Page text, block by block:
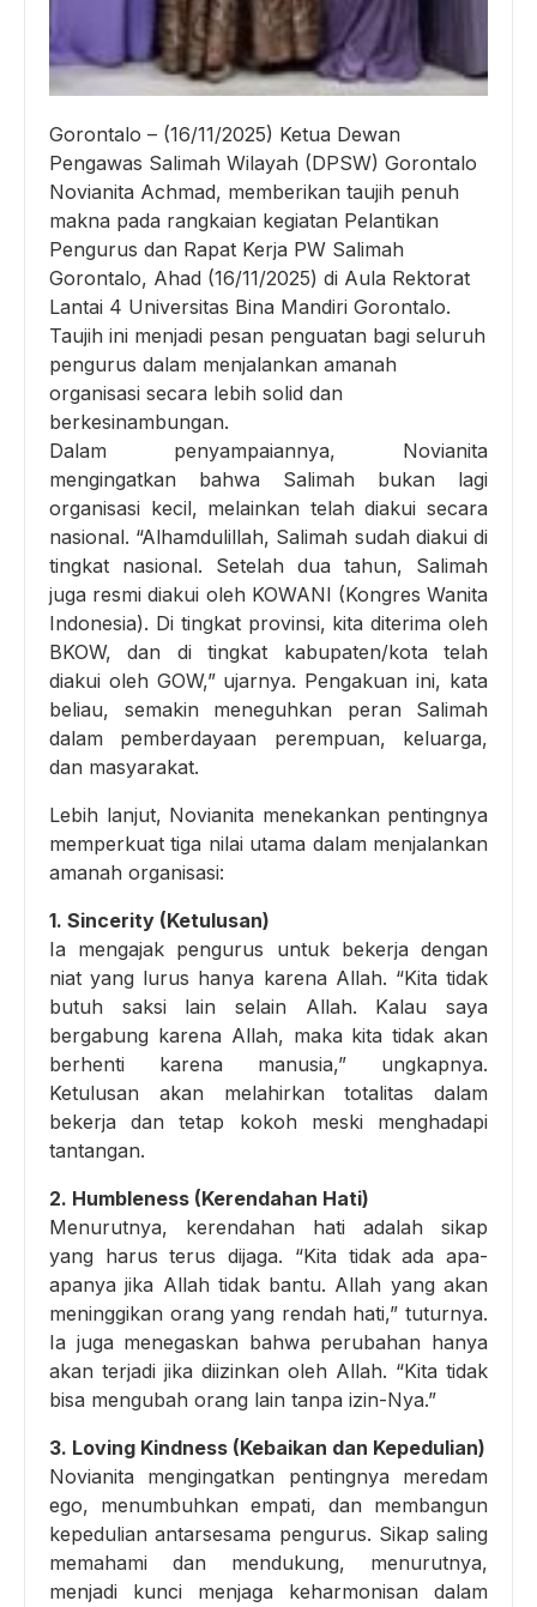
Gorontalo – (16/11/2025) Ketua Dewan
Pengawas Salimah Wilayah (DPSW) Gorontalo
Novianita Achmad, memberikan taujih penuh
makna pada rangkaian kegiatan Pelantikan
Pengurus dan Rapat Kerja PW Salimah
Gorontalo, Ahad (16/11/2025) di Aula Rektorat
Lantai 4 Universitas Bina Mandiri Gorontalo.
Taujih ini menjadi pesan penguatan bagi seluruh
pengurus dalam menjalankan amanah
organisasi secara lebih solid dan
berkesinambungan.
Dalam penyampaiannya, Novianita
mengingatkan bahwa Salimah bukan lagi
organisasi kecil, melainkan telah diakui secara
nasional. “Alhamdulillah, Salimah sudah diakui di
tingkat nasional. Setelah dua tahun, Salimah
juga resmi diakui oleh KOWANI (Kongres Wanita
Indonesia). Di tingkat provinsi, kita diterima oleh
BKOW, dan di tingkat kabupaten/kota telah
diakui oleh GOW,” ujarnya. Pengakuan ini, kata
beliau, semakin meneguhkan peran Salimah
dalam pemberdayaan perempuan, keluarga,
dan masyarakat.
Lebih lanjut, Novianita menekankan pentingnya
memperkuat tiga nilai utama dalam menjalankan
amanah organisasi:
1. Sincerity (Ketulusan)
Ia mengajak pengurus untuk bekerja dengan
niat yang lurus hanya karena Allah. “Kita tidak
butuh saksi lain selain Allah. Kalau saya
bergabung karena Allah, maka kita tidak akan
berhenti karena manusia,” ungkapnya.
Ketulusan akan melahirkan totalitas dalam
bekerja dan tetap kokoh meski menghadapi
tantangan.
2. Humbleness (Kerendahan Hati)
Menurutnya, kerendahan hati adalah sikap
yang harus terus dijaga. “Kita tidak ada apa-
apanya jika Allah tidak bantu. Allah yang akan
meninggikan orang yang rendah hati,” tuturnya.
Ia juga menegaskan bahwa perubahan hanya
akan terjadi jika diizinkan oleh Allah. “Kita tidak
bisa mengubah orang lain tanpa izin-Nya.”
3. Loving Kindness (Kebaikan dan Kepedulian)
Novianita mengingatkan pentingnya meredam
ego, menumbuhkan empati, dan membangun
kepedulian antarsesama pengurus. Sikap saling
memahami dan mendukung, menurutnya,
menjadi kunci menjaga keharmonisan dalam